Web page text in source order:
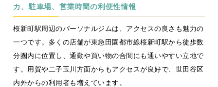
カ、駐車場、営業時間の利便性情報
桜新町駅周辺のパーソナルジムは、アクセスの良さも魅力の
一つです。多くの店舗が東急田園都市線桜新町駅から徒歩数
分圏内に位置し、通勤や買い物の合間にも通いやすい立地で
す。用賀や二子玉川方面からもアクセスが良好で、世田谷区
内外からの利用者も増えています。